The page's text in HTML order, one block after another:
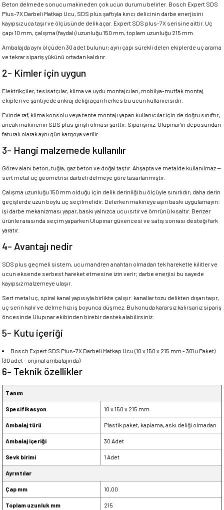
Beton delmede sonucu makineden çok ucun durumu belirler. Bosch Expert SDS
Plus-7X Darbeli Matkap Ucu, SDS plus şaftıyla kırıcı delicinin darbe enerjisini
kayıpsız uca taşır ve ölçüsünde delik açar. Expert SDS plus-7X serisine aittir. Uç
çapı 10 mm, çalışma (faydalı) uzunluğu 150 mm, toplam uzunluğu 215 mm.
Ambalajda aynı ölçüden 30 adet bulunur; aynı çapı sürekli delen ekiplerde uç arama
ve tekrar sipariş yükünü ortadan kaldırır.
2- Kimler için uygun
Elektrikçiler, tesisatçılar, klima ve uydu montajcıları, mobilya-mutfak montaj
ekipleri ve şantiyede ankraj deliği açan herkes bu ucun kullanıcısıdır.
Evinde raf, klima konsolu veya tente montajı yapan kullanıcılar için de doğru sınıftır;
ancak makinenin SDS plus girişli olması şarttır. Siparişiniz, Ulupınar'ın deposundan
faturalı olarak aynı gün kargoya verilir.
3- Hangi malzemede kullanılır
Görev alanı beton, tuğla, gaz beton ve doğal taştır. Ahşapta ve metalde kullanılmaz —
sert metal uç geometrisi darbeli delmeye göre tasarlanmıştır.
Çalışma uzunluğu 150 mm olduğu için delik derinliği bu ölçüyle sınırlıdır; daha derin
geçişlerde uzun boylu uç seçilmelidir. Delerken makineye aşırı baskı uygulamayın:
işi darbe mekanizması yapar, baskı yalnızca ucu ısıtır ve ömrünü kısaltır. Benzer
ürünler arasında seçim yaparken Ulupınar güvencesi ve satış sonrası desteği fark
yaratır.
4- Avantajı nedir
SDS plus geçmeli sistem, ucu mandren anahtarı olmadan tek hareketle kilitler ve
ucun eksende serbest hareket etmesine izin verir; darbe enerjisi bu sayede
kayıpsız malzemeye ulaşır.
Sert metal uç, spiral kanal yapısıyla birlikte çalışır: kanallar tozu delikten dışarı taşır,
uç serin kalır ve delme hızı iş boyunca düşmez. Bu konuda kararsız kalırsanız sipariş
öncesinde Ulupınar ekibinden birebir destek alabilirsiniz.
5- Kutu içeriği
Bosch Expert SDS Plus-7X Darbeli Matkap Ucu (10 x 150 x 215 mm - 30'lu Paket)
(30 adet - orijinal ambalajında)
6- Teknik özellikler
Tanım
Spesifikasyon 10 x 150 x 215 mm
Ambalaj türü Plastik paket, kaplama, askı deliği olmadan
Ambalaj içeriği 30 Adet
Sevk birimi 1 Adet
Ayrıntılar
Çap mm 10,00
Toplam uzunluk mm 215